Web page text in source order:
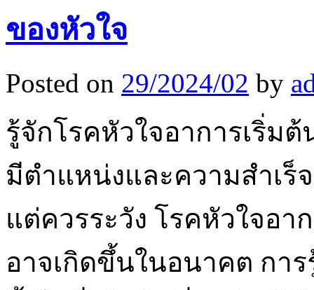
ของหัวใจ
Posted on 29/2024/02 by
รู้จักโรคหัวใจอาการเริ่ม
มีตำแหน่งและความสำเร็
แต่ควรระวัง โรคหัวใจอ
อาจเกิดขึ้นในอนาคต กา